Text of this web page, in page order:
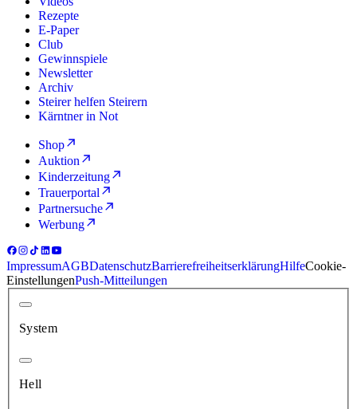
Rezepte
E-Paper
Club
Gewinnspiele
Newsletter
Archiv
Steirer helfen Steirern
Kärntner in Not
Shop
Auktion
Kinderzeitung
Trauerportal
Partnersuche
Werbung
ImpressumAGBDatenschutzBarrierefreiheitserklärungHilfeCookie-
EinstellungenPush-Mitteilungen
System
Hell